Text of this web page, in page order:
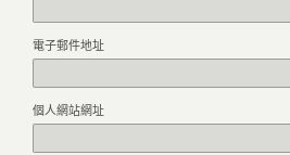
電子郵件地址
個人網站網址